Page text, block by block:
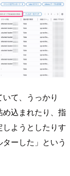
て、うっかり
込まれたり、指
ようとしたりす
ーした」という